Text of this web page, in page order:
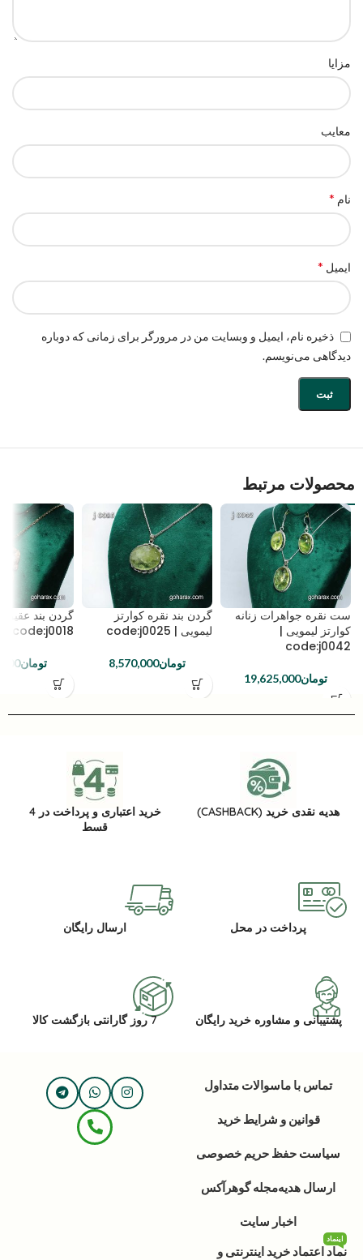
مزایا
معایب
نام *
ایمیل *
ذخیره نام، ایمیل و وبسایت من در مرورگر برای زمانی که دوباره
دیدگاهی می‌نویسم.
محصولات مرتبط
ست نقره جواهرات زنانه
کوارتز لیمویی |
code:j0042
تومان19,625,000
گردن بند نقره کوارتز
لیمویی | code:j0025
تومان8,570,000
گردن بند
code:j0018
تومان
هدیه نقدی خرید (CASHBACK)
خرید اعتباری و پرداخت در 4
قسط
پرداخت در محل ارسال رایگان
پشتیبانی و مشاوره خرید رایگان 7 روز گارانتی بازگشت کالا
تماس با ماسوالات متداول
قوانین و شرایط خرید
سیاست حفظ حریم خصوصی
ارسال هدیهمجله گوهرآکس
اخبار سایت
نماد اعتماد خرید اینترنتی و
اینماد